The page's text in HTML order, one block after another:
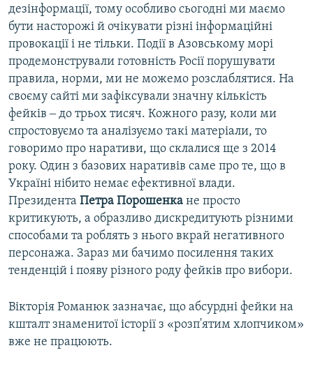
дезінформації, тому особливо сьогодні ми маємо
бути насторожі й очікувати різні інформаційні
провокації і не тільки. Події в Азовському морі
продемонстрували готовність Росії порушувати
правила, норми, ми не можемо розслаблятися. На
своєму сайті ми зафіксували значну кількість
фейків ‒ до трьох тисяч. Кожного разу, коли ми
спростовуємо та аналізуємо такі матеріали, то
говоримо про наративи, що склалися ще з 2014
року. Один з базових наративів саме про те, що в
Україні нібито немає ефективної влади.
Президента Петра Порошенка не просто
критикують, а образливо дискредитують різними
способами та роблять з нього вкрай негативного
персонажа. Зараз ми бачимо посилення таких
тенденцій і появу різного роду фейків про вибори.
Вікторія Романюк зазначає, що абсурдні фейки на
кшталт знаменитої історії з «розп'ятим хлопчиком»
вже не працюють.